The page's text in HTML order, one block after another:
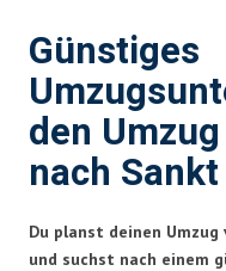
Günstiges
den
nach
Du planst deinen Umzug
und suchst nach einem